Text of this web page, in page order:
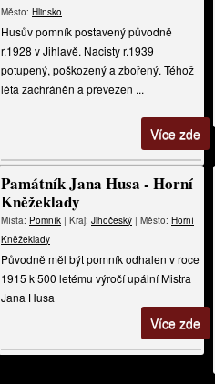
Město: Hlinsko
Husův pomník postavený původně
r.1928 v Jihlavě. Nacisty r.1939
potupený, poškozený a zbořený. Téhož
léta zachráněn a převezen ...
Více zde
Památník Jana Husa - Horní
Kněžeklady
Místa: Pomník | Kraj: Jihočeský | Město: Horní
Kněžeklady
Původně měl být pomník odhalen v roce
1915 k 500 letému výročí upální Mistra
Jana Husa
Více zde